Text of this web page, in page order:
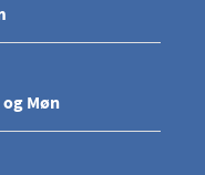
Møn